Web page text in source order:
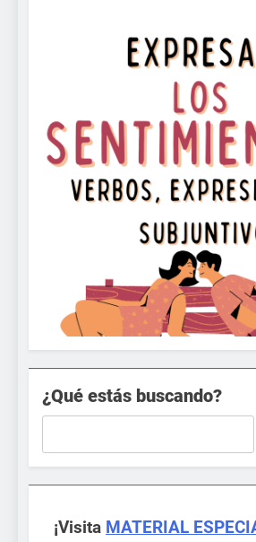
¿Qué estás buscando?
¡Visita MATERIAL